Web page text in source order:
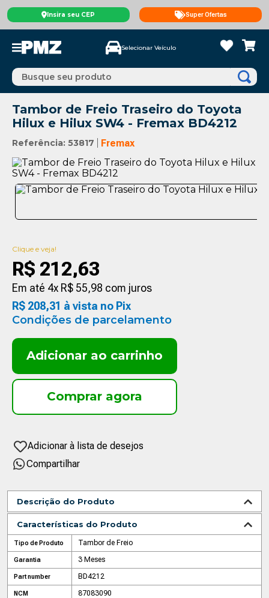
Insira seu CEP Super Ofertas
Selecionar Veículo
Busque seu produto
Tambor de Freio Traseiro do Toyota
Hilux e Hilux SW4 - Fremax BD4212
Referência: 53817 Fremax
Clique e veja!
R$ 212,63
Em até 4x R$ 55,98 com juros
R$ 208,31 à vista no Pix
Condições de parcelamento
Adicionar ao carrinho
Compartilhar
Descrição do Produto
Características do Produto
Tipo de Produto Tambor de Freio
Garantia 3 Meses
Part number BD4212
NCM 87083090